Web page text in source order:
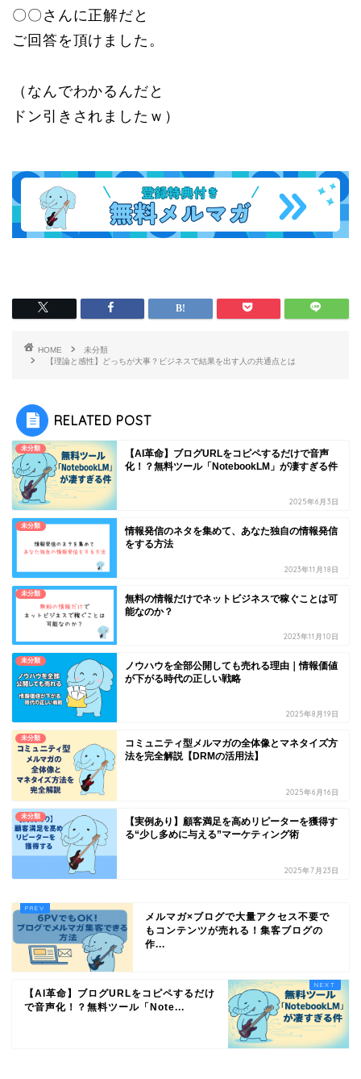
〇〇さんに正解だと
ご回答を頂けました。
（なんでわかるんだと
ドン引きされましたｗ）
HOME
未分類
【理論と感性】どっちが大事？ビジネスで結果を出す人の共通点とは
RELATED POST
未分類
【AI革命】ブログURLをコピペするだけで音声
化！？無料ツール「NotebookLM」が凄すぎる件
2025年6月3日
未分類
情報発信のネタを集めて、あなた独自の情報発信
をする方法
2023年11月18日
未分類
無料の情報だけでネットビジネスで稼ぐことは可
能なのか？
2023年11月10日
未分類
ノウハウを全部公開しても売れる理由｜情報価値
が下がる時代の正しい戦略
2025年8月19日
未分類
コミュニティ型メルマガの全体像とマネタイズ方
法を完全解説【DRMの活用法】
2025年6月16日
未分類
【実例あり】顧客満足を高めリピーターを獲得す
る“少し多めに与える”マーケティング術
2025年7月23日
メルマガ×ブログで大量アクセス不要で
もコンテンツが売れる！集客ブログの
作...
【AI革命】ブログURLをコピペするだけ
で音声化！？無料ツール「Note...